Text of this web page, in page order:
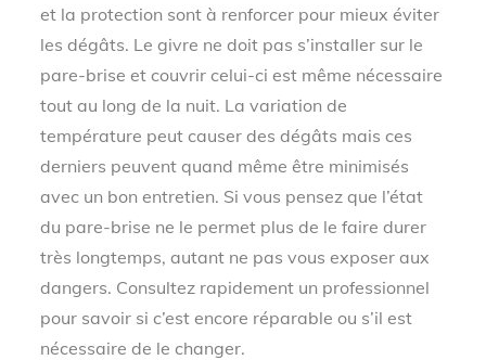
et la protection sont à renforcer pour mieux éviter
les dégâts. Le givre ne doit pas s’installer sur le
pare-brise et couvrir celui-ci est même nécessaire
tout au long de la nuit. La variation de
température peut causer des dégâts mais ces
derniers peuvent quand même être minimisés
avec un bon entretien. Si vous pensez que l’état
du pare-brise ne le permet plus de le faire durer
très longtemps, autant ne pas vous exposer aux
dangers. Consultez rapidement un professionnel
pour savoir si c’est encore réparable ou s’il est
nécessaire de le changer.